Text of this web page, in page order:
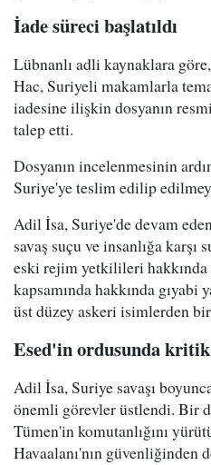
İade süreci başlatıldı
Lübnanlı adli kaynaklara
Hac, Suriyeli makamlarla
iadesine ilişkin dosyanın
talep etti.
Dosyanın incelenmesinin
Suriye'ye teslim edilip
Adil İsa, Suriye'de devam
savaş suçu ve insanlığa karşı
eski rejim yetkilileri
kapsamında hakkında gıyabi
üst düzey askeri isimlerden
Esed'in ordusunda
Adil İsa, Suriye savaşı
önemli görevler üstlendi. Bir
Tümen'in komutanlığını
Havaalanı'nın güvenliğinden